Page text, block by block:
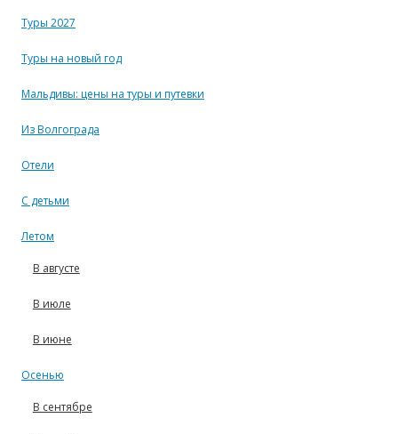
Туры 2027
Туры на новый год
Мальдивы: цены на туры и путевки
Из Волгограда
Отели
С детьми
Летом
В августе
В июле
В июне
Осенью
В сентябре